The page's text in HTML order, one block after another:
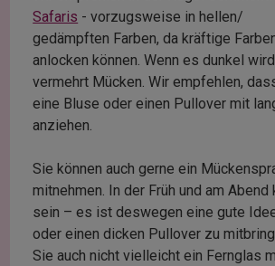
Safaris - vorzugsweise in hellen/
gedämpften Farben, da kräftige
anlocken können. Wenn es dunkel
vermehrt Mücken. Wir empfehlen,
eine Bluse oder einen Pullover mit
anziehen.
Sie können auch gerne ein
mitnehmen. In der Früh und am Abend
sein – es ist deswegen eine gute
oder einen dicken Pullover zu
Sie auch nicht vielleicht ein Fernglas